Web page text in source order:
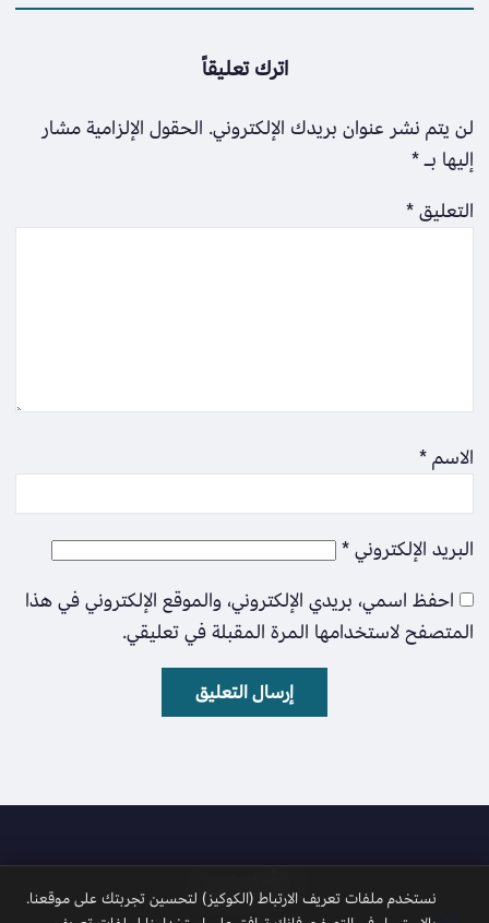
اترك تعليقاً
لن يتم نشر عنوان بريدك الإلكتروني. الحقول الإلزامية مشار
إليها بـ*
التعليق*
الاسم*
البريد الإلكتروني*
احفظ اسمي، بريدي الإلكتروني، والموقع الإلكتروني في هذا
المتصفح لاستخدامها المرة المقبلة في تعليقي.
الأمل نيوز
نستخدم ملفات تعريف الارتباط (الكوكيز) لتحسين تجربتك على موقعنا.